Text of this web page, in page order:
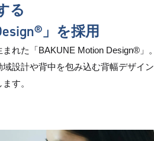
る
」を採用
れた「BAKUNE Motion Design®」。
設計や背中を包み込む背幅デザイン
す。